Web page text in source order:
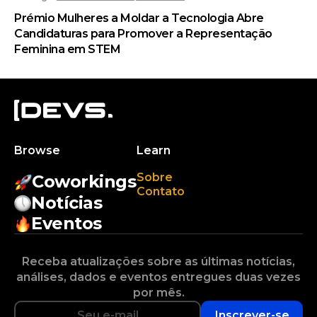
Prémio Mulheres a Moldar a Tecnologia Abre
Candidaturas para Promover a Representação
Feminina em STEM
Browse
Coworkings
Notícias
Eventos
Learn
Sobre
Contato
Receba atualizações sobre as últimas notícias,
análises, dados e eventos entregues duas vezes
por mês.